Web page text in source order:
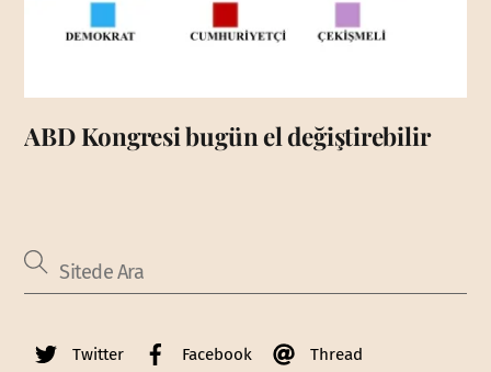
ABD Kongresi bugün el değiştirebilir
Twitter Facebook Thread